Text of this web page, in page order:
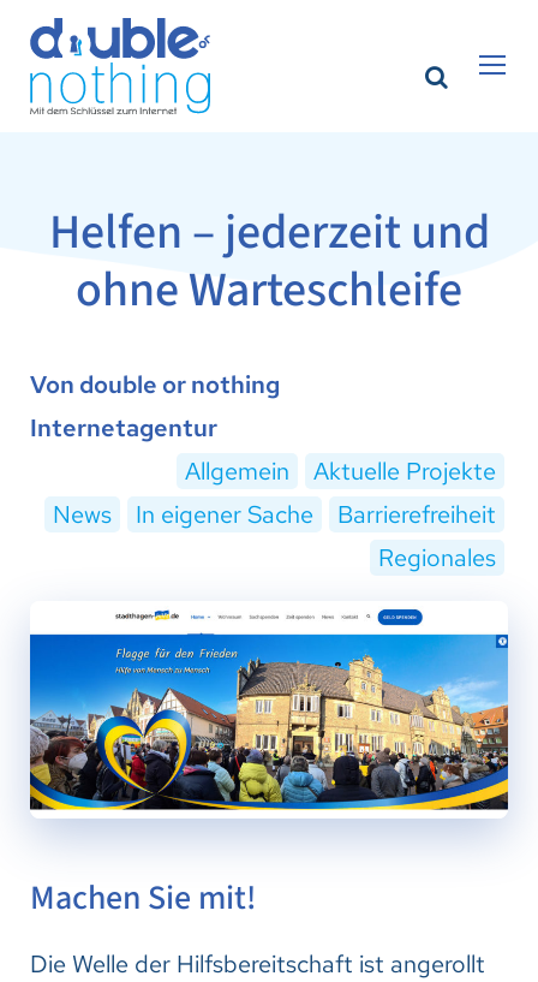
Helfen – jederzeit und
ohne Warteschleife
Von double or nothing
Internetagentur
Aktuelle Projekte
Allgemein
Barrierefreiheit
In eigener Sache
News
Regionales
Machen Sie mit!
Die Welle der Hilfsbereitschaft ist angerollt